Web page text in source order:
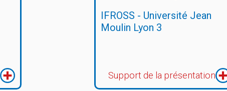
IFROSS - Université Jean
Moulin Lyon 3
Support de la présentation